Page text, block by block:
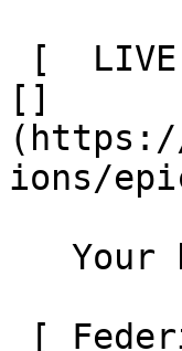
[]
(https://
ions/